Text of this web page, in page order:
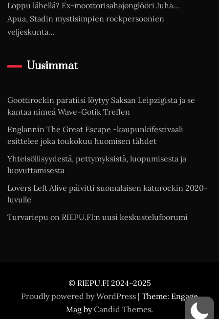
Loppu lähellä? Ex-moottorisahajonglööri Juha…
Apua, Stadin mystisimpien rockpersoonien
veljeskunta…
Uusimmat
Goottirockin paratiisi löytyy Saksan Leipzigista ja se
kantaa nimeä Wave-Gotik Treffen
Englannin The Great Escape -kaupunkifestivaali
esittelee joka toukokuu huomisen tähdet
Yhteisöllisyydestä, pettymyksistä, luopumisesta ja
luovuttamisesta
Lovers Left Alive päivitti suomalaisen katurockin 2020-
luvulle
Turvariepu on RIEPU.FI:n uusi keskustelufoorumi
© RIEPU.FI 2024–2025
Proudly powered by WordPress | Theme: Engage
Mag byCandid Themes.